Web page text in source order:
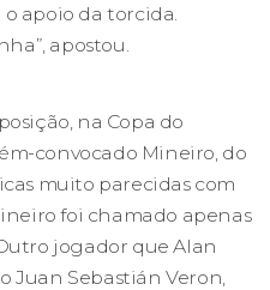
apoio da torcida.
apostou.
na Copa do
convocado Mineiro, do
muito parecidas com
foi chamado apenas
jogador que Alan
Juan Sebastián Veron,